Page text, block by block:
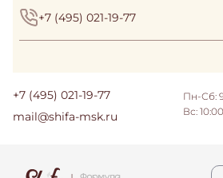
+7 (495) 021-19-77
+7 (495) 021-19-77
mail@shifa-msk.ru
Пн-Сб:
Вс: